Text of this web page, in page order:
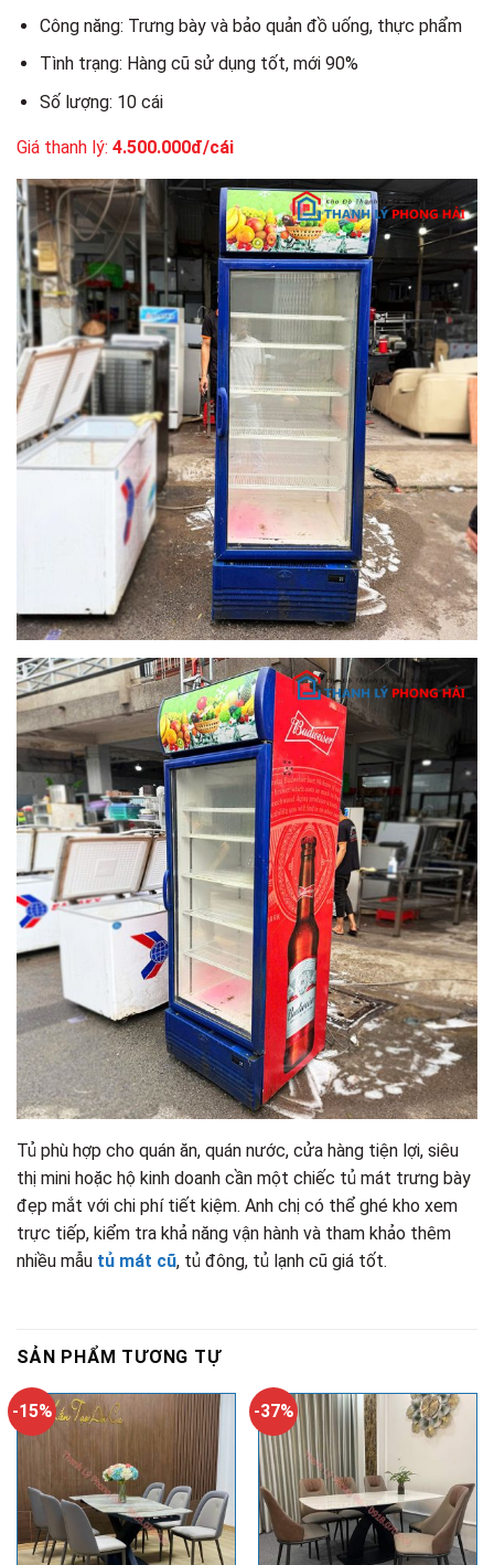
Công năng: Trưng bày và bảo quản đồ uống, thực phẩm
Tình trạng: Hàng cũ sử dụng tốt, mới 90%
Số lượng: 10 cái
Giá thanh lý: 4.500.000đ/cái
Tủ phù hợp cho quán ăn, quán nước, cửa hàng tiện lợi, siêu
thị mini hoặc hộ kinh doanh cần một chiếc tủ mát trưng bày
đẹp mắt với chi phí tiết kiệm. Anh chị có thể ghé kho xem
trực tiếp, kiểm tra khả năng vận hành và tham khảo thêm
nhiều mẫu tủ mát cũ, tủ đông, tủ lạnh cũ giá tốt.
SẢN PHẨM TƯƠNG TỰ
-15% -37%